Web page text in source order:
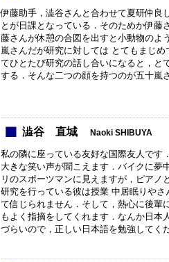
伊藤助手，澁谷さんと合わせて夏研仲良
とが日課となっている．そのためか伊藤
藤さんが休憩の合図を出すと小動物のよ
嵐さんだが研究に対しては とてもまじ
てひとたび研究の話し合いになると，と
する．そんな二つの顔を持つのが五十嵐
澁谷 直城 Naoki SHIBUYA
私の隣に座っている友好な国際友人です
大きな笑い声が聞こえます．バイクに夢
リのスポーツマンに見えますが，ピア
研究を行っている彼は授業 中居眠りや
て信じられません．そして，熱心に後輩
もよく指摘をしてくれます．なんか日本
づらいので，正しい日本語を勉強してく